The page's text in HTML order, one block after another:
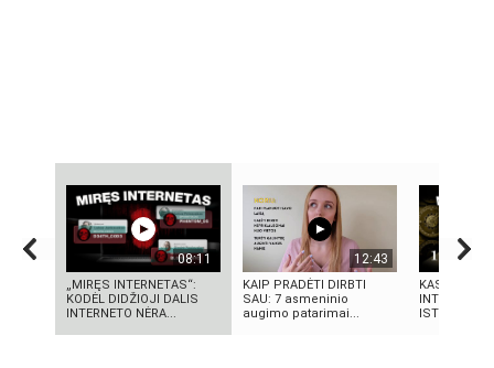
08:11
„MIRĘS INTERNETAS“:
KODĖL DIDŽIOJI DALIS
INTERNETO NĖRA...
12:43
KAIP PRADĖTI DIRBTI
SAU: 7 asmeninio
augimo patarimai...
KAS
ISTORIJA IR